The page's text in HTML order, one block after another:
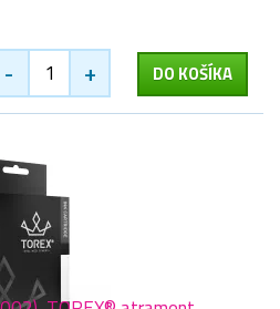
- + DO KOŠÍKA